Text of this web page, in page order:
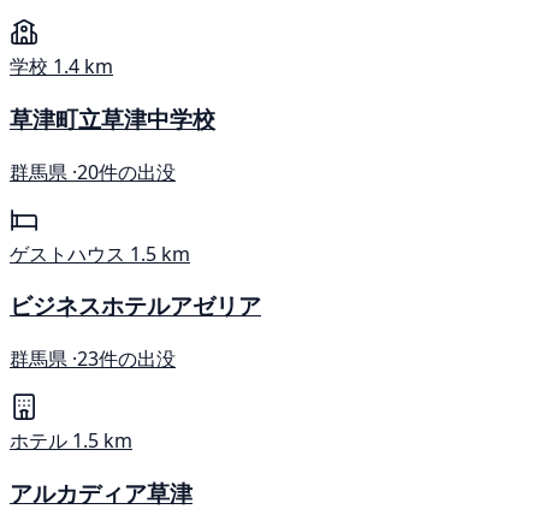
学校 1.4 km
草津町立草津中学校
群馬県 ·20件の出没
ゲストハウス 1.5 km
ビジネスホテルアゼリア
群馬県 ·23件の出没
ホテル 1.5 km
アルカディア草津